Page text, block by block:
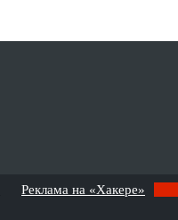
Реклама на «Хакере»